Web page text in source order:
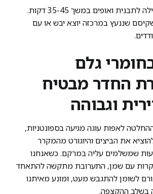
יוצקים את הבלילה לתבנית ואופים במשך 35-45 דקות.
שננעץ במרכזה יוצא יבש או עם
גלם
החדר מבטיח
וגבוהה
לאפות עוגה מגיעה בספונטניות,
את הביצים והיוגורט מהמקרר
שמשלמים עליה במרקם. כשאנחנו
קרות עם שמן, התערובת מתקשה להתאחד
לשומן להתגבש מעט, ומונע מאיתנו
בשלב ההקצפה.